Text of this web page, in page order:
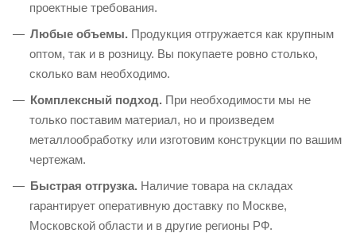
проектные требования.
Любые объемы. Продукция отгружается как крупным
оптом, так и в розницу. Вы покупаете ровно столько,
сколько вам необходимо.
Комплексный подход. При необходимости мы не
только поставим материал, но и произведем
металлообработку или изготовим конструкции по вашим
чертежам.
Быстрая отгрузка. Наличие товара на складах
гарантирует оперативную доставку по Москве,
Московской области и в другие регионы РФ.